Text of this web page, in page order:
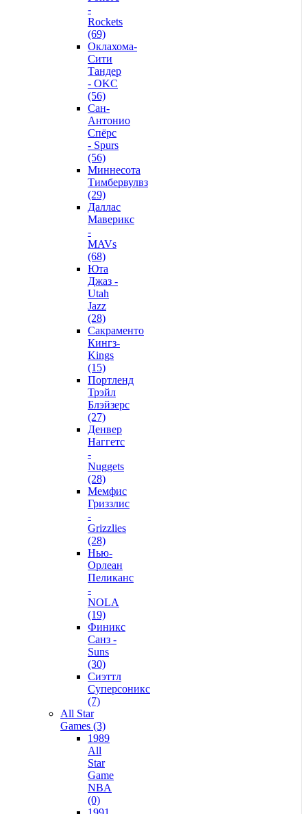
-
Rockets
(69)
Оклахома-
Сити
Тандер
- OKC
(56)
Сан-
Антонио
Спёрс
- Spurs
(56)
Миннесота
Тимбервулвз
(29)
Даллас
Маверикс
-
MAVs
(68)
Юта
Джаз -
Utah
Jazz
(28)
Сакраменто
Кингз-
Kings
(15)
Портленд
Трэйл
Блэйзерс
(27)
Денвер
Наггетс
-
Nuggets
(28)
Мемфис
Гриззлис
-
Grizzlies
(28)
Нью-
Орлеан
Пеликанс
-
NOLA
(19)
Финикс
Санз -
Suns
(30)
Сиэттл
Суперсоникс
(7)
All Star
Games (3)
1989
All
Star
Game
NBA
(0)